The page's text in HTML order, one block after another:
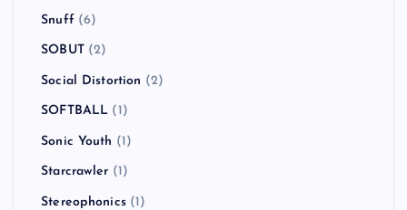
Snuff (6)
SOBUT(2)
Social Distortion (2)
SOFTBALL (1)
Sonic Youth (1)
Starcrawler (1)
Stereophonics(1)